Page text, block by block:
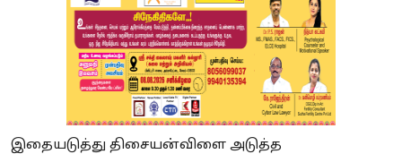
இதையடுத்து திசையன்விளை அடுத்த